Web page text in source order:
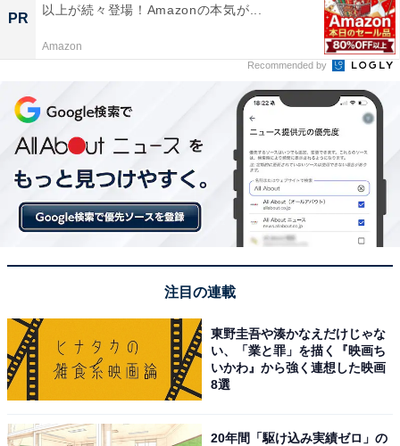
この制度について、特に管理職の先生方を見ていると、
休みが取りやすくなってきたと感じています。校長先生
や教頭先生は休日出勤も多く、有給休暇を消化しきれな
いことが少なくありません。
閉庁日があることで、管理職の先生方もしっかり休める
ようになっているのは、現場で見ていていい変化だと思
います。
りする先生は多いです。パソコンを持ち帰り、年休扱い
ペースで仕事をする時間を「それはそれで悪くない」と
感じている先生もいます。働き方は、本当に人それぞれ
です。
PR
以上が続々登場！Amazonの本気が...
Amazon
Recommended by
注目の連載
東野圭吾や湊かなえだけじゃな
い、「業と罪」を描く『映画ち
いかわ』から強く連想した映画
8選
20年間「駆け込み実績ゼロ」の